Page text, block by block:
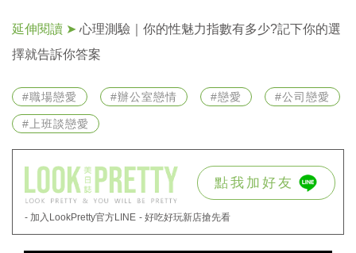
延伸閱讀 ➤ 心理測驗｜你的性魅力指數有多少?記下你的選
擇就告訴你答案
#職場戀愛 #辦公室戀情 #戀愛 #公司戀愛
#上班談戀愛
- 加入LookPretty官方LINE - 好吃好玩新店搶先看
點我加好友